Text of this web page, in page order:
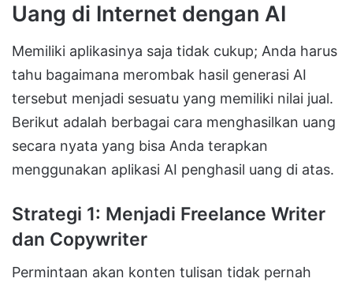
Uang di Internet dengan AI
Memiliki aplikasinya saja tidak cukup; Anda harus
tahu bagaimana merombak hasil generasi AI
tersebut menjadi sesuatu yang memiliki nilai jual.
Berikut adalah berbagai cara menghasilkan uang
secara nyata yang bisa Anda terapkan
menggunakan aplikasi AI penghasil uang di atas.
Strategi 1: Menjadi Freelance Writer
dan Copywriter
Permintaan akan konten tulisan tidak pernah